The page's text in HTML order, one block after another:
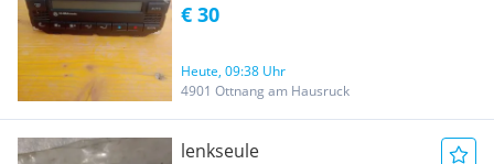
€ 30
Heute, 09:38 Uhr
4901 Ottnang am Hausruck
lenkseule